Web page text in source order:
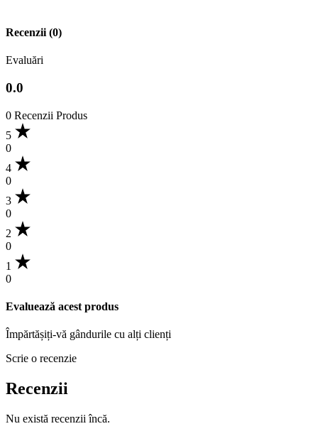
Recenzii (0)
Evaluări
0.0
0 Recenzii Produs
5
0
4
0
3
0
2
0
1
0
Evaluează acest produs
Împărtășiți-vă gândurile cu alți clienți
Scrie o recenzie
Recenzii
Nu există recenzii încă.